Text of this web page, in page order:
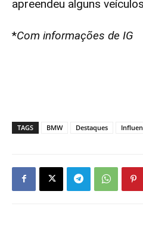
apreendeu alguns
*Com informações de IG
TAGS BMW Destaques